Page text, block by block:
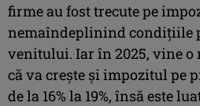
firme au fost trecute pe
nemaîndeplinind condițiile
venitului. Iar în 2025, vine
că va crește și impozitul pe
de la 16% la 19%, însă este